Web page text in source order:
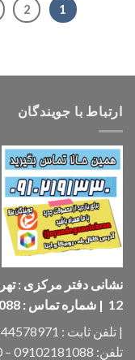
1
2
ارتباط با جویندگان
نشانی دفتر مرکزی :
12 | شماره تماس : 09102181088
| تلفن ثابت : 44578971-021 | ساعات تماس همه روزه 9 الی 18
تلفن: 09102181088 – 09102191330